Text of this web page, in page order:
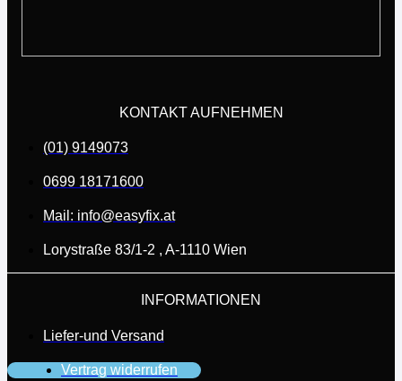
KONTAKT AUFNEHMEN
(01) 9149073
0699 18171600
Mail: info@easyfix.at
Lorystraße 83/1-2 , A-1110 Wien
INFORMATIONEN
Liefer-und Versand
Vertrag widerrufen